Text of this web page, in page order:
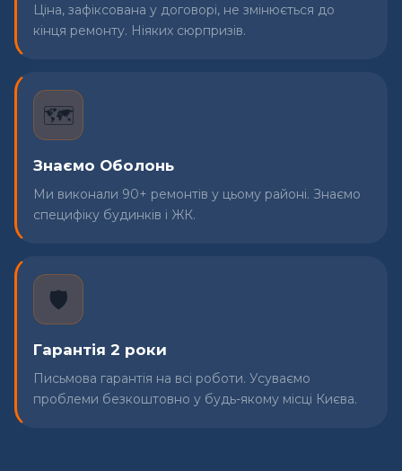
Ціна, зафіксована у договорі, не змінюється до
кінця ремонту. Ніяких сюрпризів.
🗺️
Знаємо Оболонь
Ми виконали 90+ ремонтів у цьому районі. Знаємо
специфіку будинків і ЖК.
🛡️
Гарантія 2 роки
Письмова гарантія на всі роботи. Усуваємо
проблеми безкоштовно у будь-якому місці Києва.